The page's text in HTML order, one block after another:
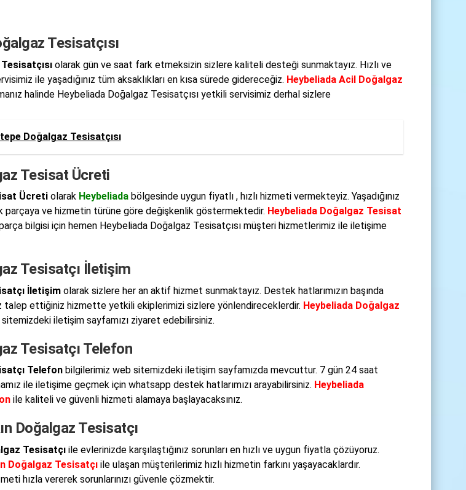
Tesisatçısı
olarak gün ve saat fark etmeksizin sizlere kaliteli desteği sunmaktayız. Hızlı ve
ile yaşadığınız tüm aksaklıkları en kısa sürede gidereceğiz. Heybeliada Acil Doğalgaz
halinde Heybeliada Doğalgaz Tesisatçısı yetkili servisimiz derhal sizlere
Doğalgaz Tesisatçısı
Tesisat Ücreti
Ücretiolarak Heybeliadabölgesinde uygun fiyatlı , hızlı hizmeti vermekteyiz. Yaşadığınız
parçaya ve hizmetin türüne göre değişkenlik göstermektedir. Heybeliada Doğalgaz Tesisat
bilgisi için hemen Heybeliada Doğalgaz Tesisatçısı müşteri hizmetlerimiz ile iletişime
Tesisatçı İletişim
İletişimolarak sizlere her an aktif hizmet sunmaktayız. Destek hatlarımızın başında
talep ettiğiniz hizmette yetkili ekiplerimizi sizlere yönlendireceklerdir. Heybeliada Doğalgaz
iletişim sayfamızı ziyaret edebilirsiniz.
Tesisatçı Telefon
Telefonbilgilerimiz web sitemizdeki iletişim sayfamızda mevcuttur. 7 gün 24 saat
ile iletişime geçmek için whatsapp destek hatlarımızı arayabilirsiniz. Heybeliada
ile kaliteli ve güvenli hizmeti alamaya başlayacaksınız.
Doğalgaz Tesisatçı
Tesisatçıile evlerinizde karşılaştığınız sorunları en hızlı ve uygun fiyatla çözüyoruz.
Doğalgaz Tesisatçıile ulaşan müşterilerimiz hızlı hizmetin farkını yaşayacaklardır.
hızla vererek sorunlarınızı güvenle çözmektir.